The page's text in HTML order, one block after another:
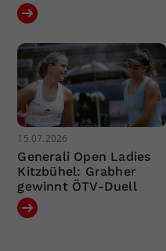
15.07.2026
Generali Open Ladies
Kitzbühel: Grabher
gewinnt ÖTV-Duell